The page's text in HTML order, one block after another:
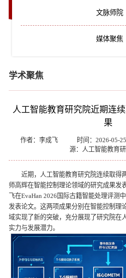
文脉师院
媒体聚焦
学术聚焦
人工智能教育研究院近期连
果
作者：李成飞 时间：2026-05-25
源：人工智能教育
近期，人工智能教育研究院连续取得
师高辉在智能控制理论领域的研究成果发
飞在EvaHan 2026国际古籍智能处理评测
发表论文。这两项成果分别在智能控制理
域实现了新的突破，充分展现了研究院在
实力与发展潜力。